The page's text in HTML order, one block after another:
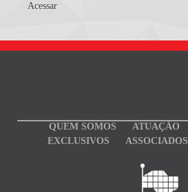
Acessar
QUEM SOMOS ATUAÇÃO
EXCLUSIVOS
ASSOCIADOS